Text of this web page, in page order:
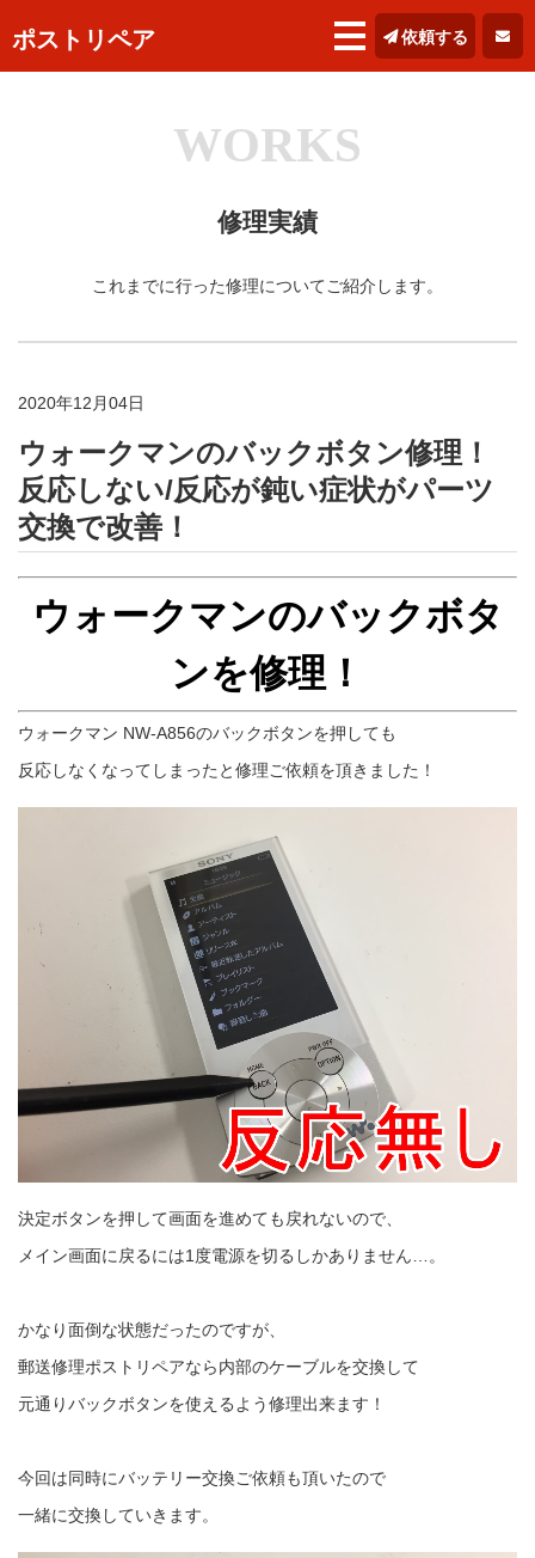
ポストリペア 依頼する
WORKS
修理実績
これまでに行った修理についてご紹介します。
2020年12月04日
ウォークマンのバックボタン修理！
反応しない/反応が鈍い症状がパーツ
交換で改善！
ウォークマンのバックボタ
ンを修理！
ウォークマン NW-A856のバックボタンを押しても
反応しなくなってしまったと修理ご依頼を頂きました！
決定ボタンを押して画面を進めても戻れないので、
メイン画面に戻るには1度電源を切るしかありません…。
かなり面倒な状態だったのですが、
郵送修理ポストリペアなら内部のケーブルを交換して
元通りバックボタンを使えるよう修理出来ます！
今回は同時にバッテリー交換ご依頼も頂いたので
一緒に交換していきます。